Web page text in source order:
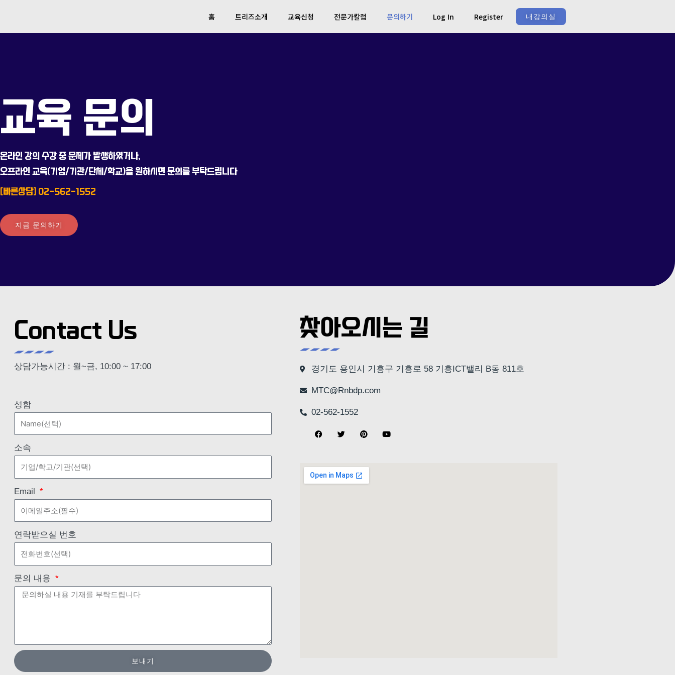
홈 트리즈소개 교육신청 전문가칼럼 문의하기 Log In Register 내강의실
교육 문의
온라인 강의 수강 중 문제가 발생하였거나,
오프라인 교육(기업/기관/단체/학교)을 원하시면 문의를 부탁드립니다
[빠른상담] 02-562-1552
지금 문의하기
Contact Us
상담가능시간 : 월~금, 10:00 ~ 17:00
성함
소속
Email
연락받으실 번호
문의 내용
보내기
찾아오시는 길
경기도 용인시 기흥구 기흥로 58 기흥ICT밸리 B동 811호
MTC@Rnbdp.com
02-562-1552